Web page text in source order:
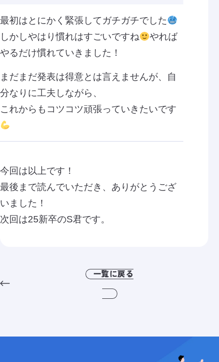
最初はとにかく緊張してガチガチでした
しかしやはり慣れはすごいですね
やれば
やるだけ慣れていきました！
まだまだ発表は得意とは言えませんが、自
分なりに工夫しながら、
これからもコツコツ頑張っていきたいです
今回は以上です！
最後まで読んでいただき、ありがとうござ
いました！
次回は25新卒のS君です。
一覧に戻る